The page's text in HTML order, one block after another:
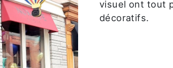
visuel ont tout
décoratifs.